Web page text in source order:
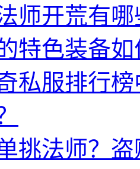
师开荒有
特色装备
私服排行
挑法师？